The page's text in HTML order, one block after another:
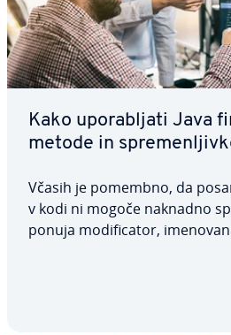
Kako upo­ra­blja­ti Java
metode in
Včasih je pomembno, da
v kodi ni mogoče naknadno
ponuja mo­di­fi­ca­tor, imenovan